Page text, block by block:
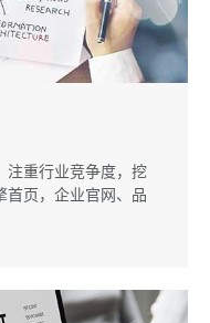
注重行业竞争度，挖
首页，企业官网、品